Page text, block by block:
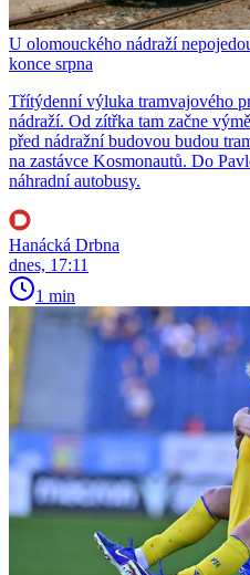
U olomouckého nádraží
konce srpna
Třítýdenní výluka tramvajového
nádraží. Od zítřka tam začne
před nádražní budovou budou
na zastávce Kosmonautů. Do
náhradní autobusy.
Hanácká Drbna
dnes, 17:11
1 min